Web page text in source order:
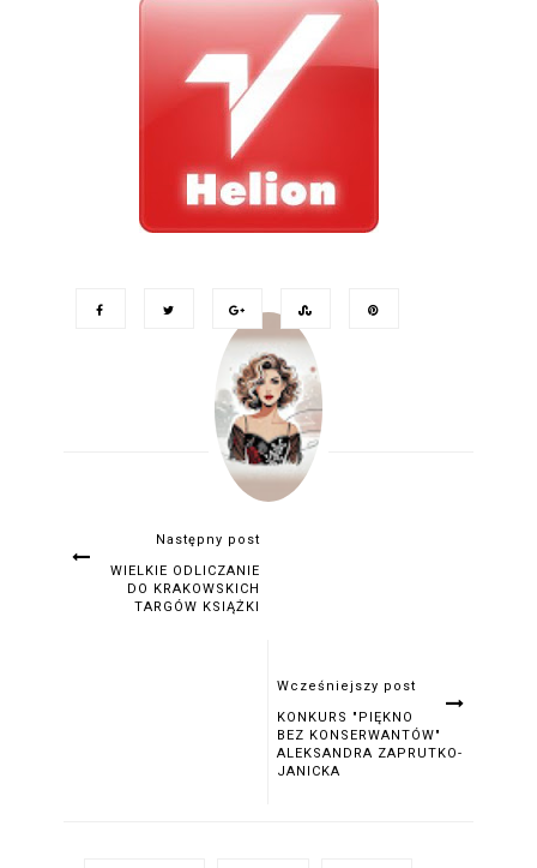
Następny post
WIELKIE ODLICZANIE
DO KRAKOWSKICH
TARGÓW KSIĄŻKI
Wcześniejszy post
KONKURS "PIĘKNO
BEZ KONSERWANTÓW"
ALEKSANDRA ZAPRUTKO-
JANICKA